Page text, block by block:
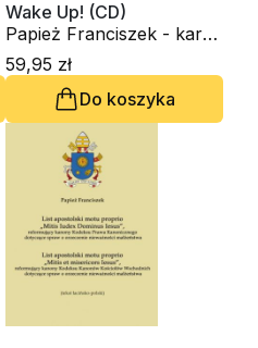
Wake Up! (CD)
Papież Franciszek - kard.
Jorge Mario Bergoglio
59,95 zł
Do koszyka